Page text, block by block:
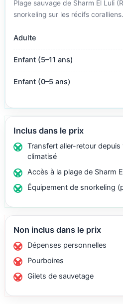
Plage sauvage de Sharm El Luli
snorkeling sur les récifs coralliens.
Adulte
Enfant (5–11 ans)
Enfant (0–5 ans)
Inclus dans le prix
Transfert aller-retour
climatisé
Accès à la plage de Sharm
Équipement de snorkeling
Non inclus dans le prix
Dépenses personnelles
Pourboires
Gilets de sauvetage